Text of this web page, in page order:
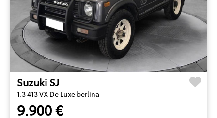
Suzuki SJ
1.3 413 VX De Luxe berlina
9.900 €